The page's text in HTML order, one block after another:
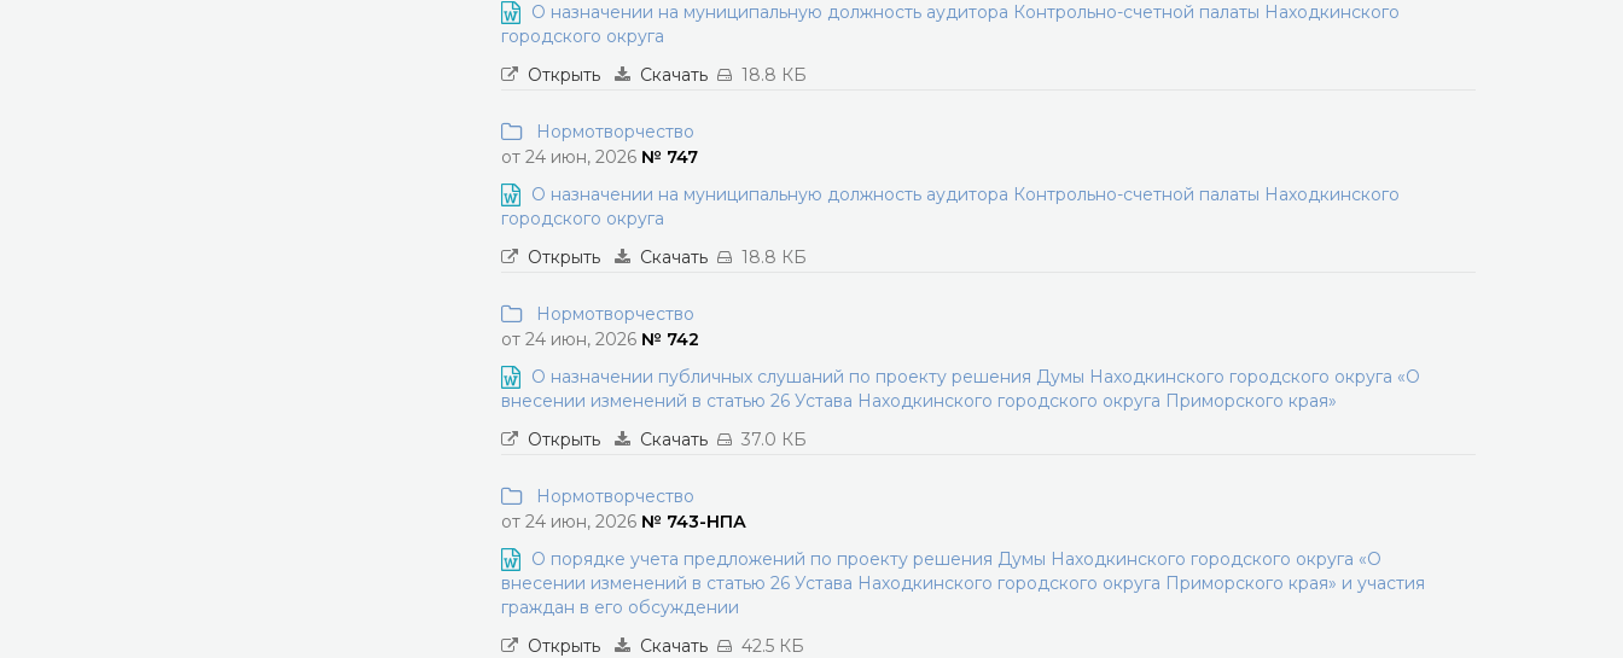
О назначении на муниципальную должность аудитора Контрольно-счетной палаты Находкинского
городского округа
Открыть
Скачать 18.8 КБ
Нормотворчество
от 24 июн, 2026 № 747
О назначении на муниципальную должность аудитора Контрольно-счетной палаты Находкинского
городского округа
Открыть
Скачать 18.8 КБ
Нормотворчество
от 24 июн, 2026 № 742
О назначении публичных слушаний по проекту решения Думы Находкинского городского округа «О
внесении изменений в статью 26 Устава Находкинского городского округа Приморского края»
Открыть
Скачать 37.0 КБ
Нормотворчество
от 24 июн, 2026 № 743-НПА
О порядке учета предложений по проекту решения Думы Находкинского городского округа «О
внесении изменений в статью 26 Устава Находкинского городского округа Приморского края» и участия
граждан в его обсуждении
Открыть
Скачать 42.5 КБ